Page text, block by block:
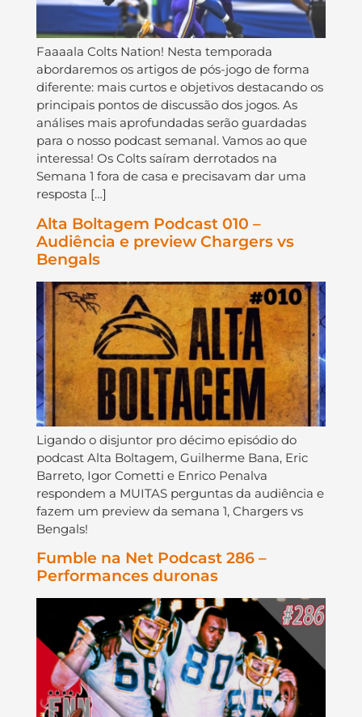
Faaaala Colts Nation! Nesta temporada
abordaremos os artigos de pós-jogo de forma
diferente: mais curtos e objetivos destacando os
principais pontos de discussão dos jogos. As
análises mais aprofundadas serão guardadas
para o nosso podcast semanal. Vamos ao que
interessa! Os Colts saíram derrotados na
Semana 1 fora de casa e precisavam dar uma
resposta […]
Alta Boltagem Podcast 010 –
Audiência e preview Chargers vs
Bengals
Ligando o disjuntor pro décimo episódio do
podcast Alta Boltagem, Guilherme Bana, Eric
Barreto, Igor Cometti e Enrico Penalva
respondem a MUITAS perguntas da audiência e
fazem um preview da semana 1, Chargers vs
Bengals!
Fumble na Net Podcast 286 –
Performances duronas